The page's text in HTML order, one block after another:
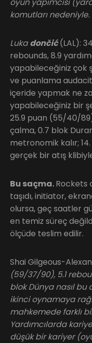
komutları nedeniyle.
Lukadončić(LAL):
rebounds, 8.9
yapabileceğiniz çok
ve puanlama
içeride yapmak ne
yapabileceğiniz bir
25.9 puan (55/40/89),
çalma, 0.7 blok
metronomik kalır;
gerçek bir atış
Bu saçma.Rockets
taşıdı, initiator,
olursa, geç saatler
en temiz süreç
ölçüde teslim edilir.
Shai Gilgeous-
(59/37/90), 5.1
blok Dünya nasıl
ikinci oynamaya
mahkemede farklı
Yardımcılarda
düşük bir kariyer